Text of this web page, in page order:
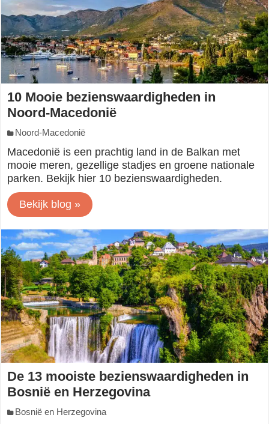
10 Mooie bezienswaardigheden in
Noord-Macedonië
Noord-Macedonië
Macedonië is een prachtig land in de Balkan met
mooie meren, gezellige stadjes en groene nationale
parken. Bekijk hier 10 bezienswaardigheden.
Bekijk blog »
De 13 mooiste bezienswaardigheden in
Bosnië en Herzegovina
Bosnië en Herzegovina